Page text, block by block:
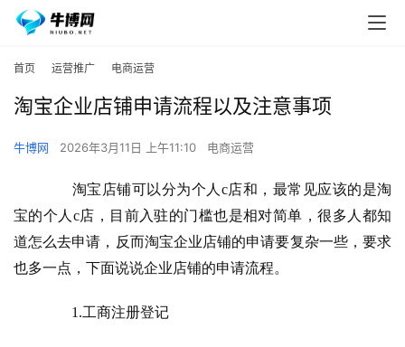
首页 运营推广 电商运营
淘宝企业店铺申请流程以及注意事项
牛博网 2026年3月11日 上午11:10 电商运营
淘宝店铺可以分为个人c店和，最常见应该的是淘
宝的个人c店，目前入驻的门槛也是相对简单，很多人都知
道怎么去申请，反而淘宝企业店铺的申请要复杂一些，要求
也多一点，下面说说企业店铺的申请流程。
1.工商注册登记